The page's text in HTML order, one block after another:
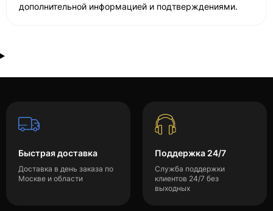
дополнительной информацией и подтверждениями.
Быстрая доставка
Доставка в день заказа по
Москве и области
Поддержка 24/7
Служба поддержки
клиентов 24/7 без
выходных